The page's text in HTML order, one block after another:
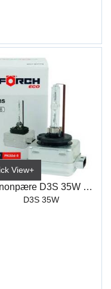
View+
Xenonpære D3S 35W Eco
D3S 35W